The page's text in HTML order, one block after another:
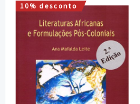
10% desconto
O
preço
original
era:
O
preço
atual
é:
10,80 €.